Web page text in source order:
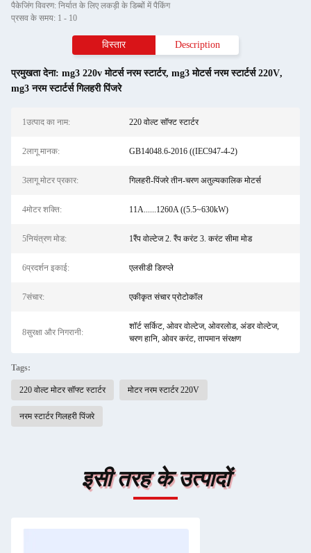
पैकेजिंग विवरण: निर्यात के लिए लकड़ी के डिब्बों में पैकिंग
प्रसव के समय: 1 - 10
विस्तार Description
प्रमुखता देना: mg3 220v मोटर्स नरम स्टार्टर, mg3 मोटर्स नरम स्टार्टर्स 220V,
mg3 नरम स्टार्टर्स गिलहरी पिंजरे
1उत्पाद का नाम: 220 वोल्ट सॉफ्ट स्टार्टर
2लागू मानक: GB14048.6-2016 ((IEC947-4-2)
3लागू मोटर प्रकार: गिलहरी-पिंजरे तीन-चरण अतुल्यकालिक मोटर्स
4मोटर शक्ति: 11A......1260A ((5.5~630kW)
5नियंत्रण मोड: 1रैंप वोल्टेज 2. रैंप करंट 3. करंट सीमा मोड
6प्रदर्शन इकाई: एलसीडी डिस्प्ले
7संचार: एकीकृत संचार प्रोटोकॉल
8सुरक्षा और निगरानी:
शॉर्ट सर्किट, ओवर वोल्टेज, ओवरलोड, अंडर वोल्टेज,
चरण हानि, ओवर करंट, तापमान संरक्षण
Tags:
220 वोल्ट मोटर सॉफ्ट स्टार्टर मोटर नरम स्टार्टर 220V
नरम स्टार्टर गिलहरी पिंजरे
इसी तरह के उत्पादों